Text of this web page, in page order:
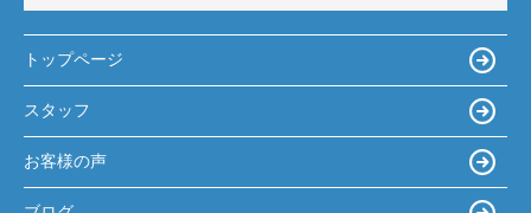
トップページ
スタッフ
お客様の声